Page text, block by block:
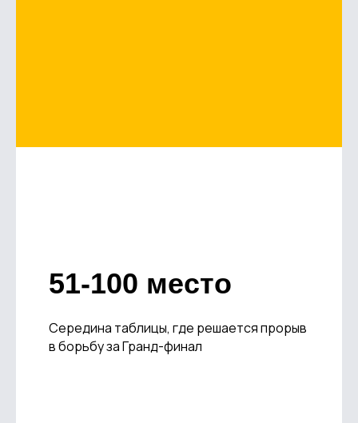
51-100 место
Середина таблицы, где решается прорыв
в борьбу за Гранд-финал